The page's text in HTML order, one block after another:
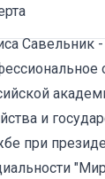
Вы можете
и для
собирать
и
денежных
в Донском
любая
Савельник-
и
при